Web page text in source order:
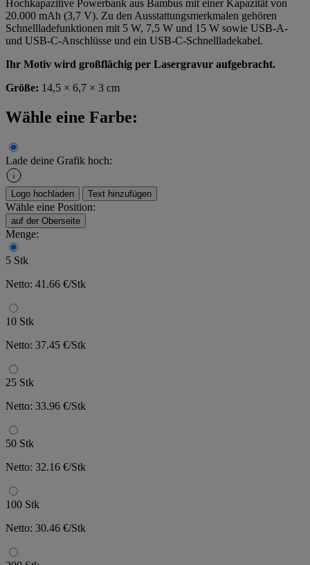
Hochkapazitive Powerbank aus Bambus mit einer Kapazität von
20.000 mAh (3,7 V). Zu den Ausstattungsmerkmalen gehören
Schnellladefunktionen mit 5 W, 7,5 W und 15 W sowie USB-A-
und USB-C-Anschlüsse und ein USB-C-Schnellladekabel.
Ihr Motiv wird großflächig per Lasergravur aufgebracht.
Größe: 14,5 × 6,7 × 3 cm
Wähle eine Farbe:
Lade deine Grafik hoch:
Logo hochladen Text hinzufügen
Wähle eine Position:
auf der Oberseite
Menge:
5 Stk
Netto: 41.66 €/Stk
10 Stk
Netto: 37.45 €/Stk
25 Stk
Netto: 33.96 €/Stk
50 Stk
Netto: 32.16 €/Stk
100 Stk
Netto: 30.46 €/Stk